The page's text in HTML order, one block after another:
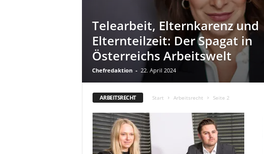
Telearbeit, Elternkarenz und
Elternteilzeit: Der Spagat in
Österreichs Arbeitswelt
Chefredaktion - 22. April 2024
ARBEITSRECHT Start Arbeitsrecht Seite 2